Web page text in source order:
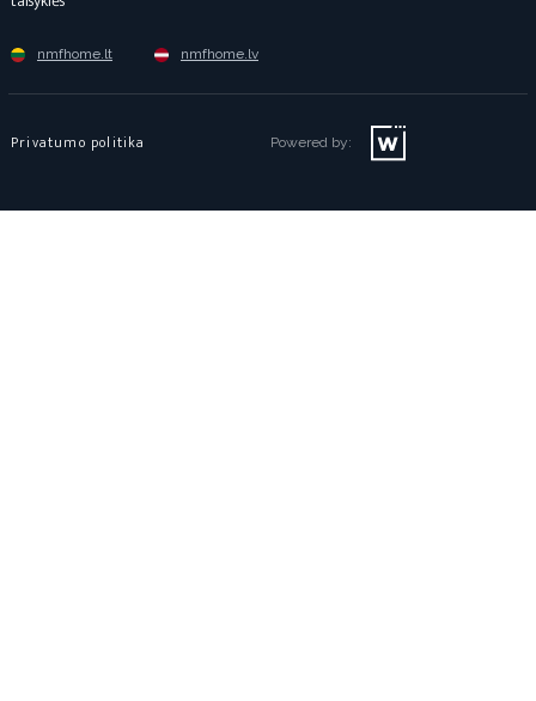
nmfhome.lt nmfhome.lv
Privatumo politika Powered by: